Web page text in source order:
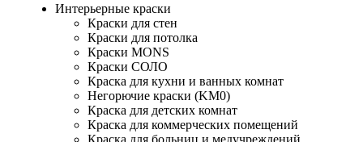
Интерьерные краски
Краски для стен
Краски для потолка
Краски MONS
Краски СОЛО
Краска для кухни и ванных комнат
Негорючие краски (KM0)
Краска для детских комнат
Краска для коммерческих помещений
Краска для больниц и медучреждений